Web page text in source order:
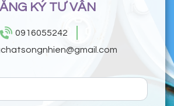
KÝ TƯ VẤN
0916055242